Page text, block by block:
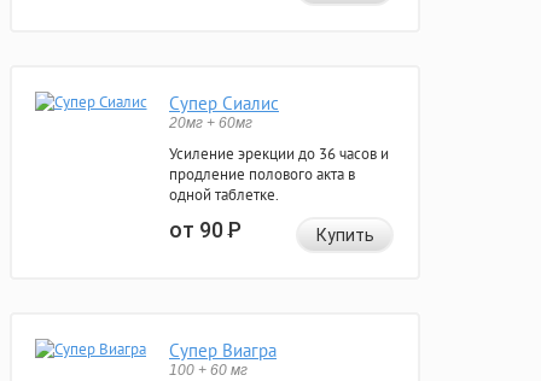
Супер Сиалис
20мг + 60мг
Усиление эрекции до 36 часов и
продление полового акта в
одной таблетке.
от 90Р Купить
Супер Виагра
100 + 60 мг